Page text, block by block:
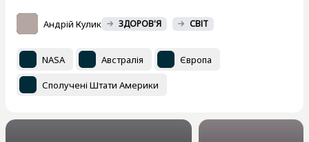
Андрій Кулик ЗДОРОВ'Я СВІТ
NASA Австралія Європа
Сполучені Штати Америки